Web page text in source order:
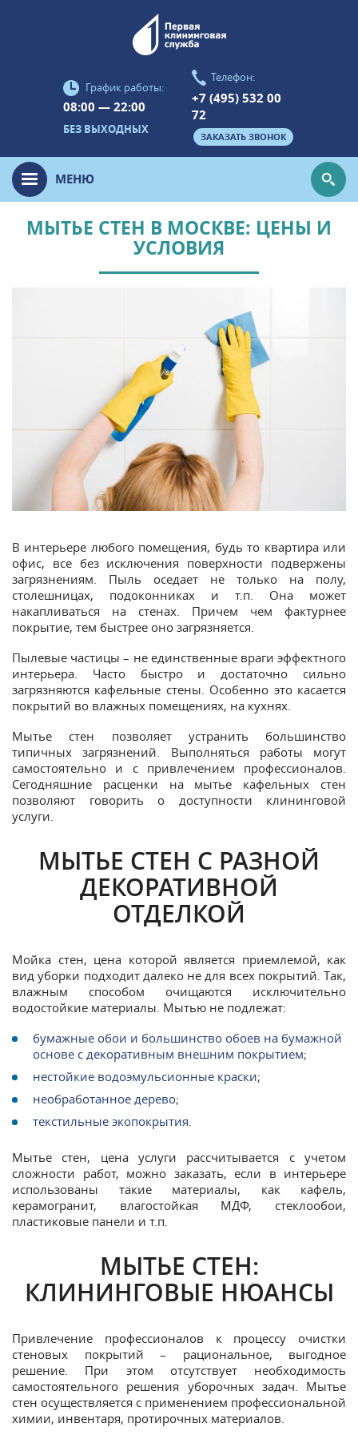
График работы:
08:00 — 22:00
БЕЗ ВЫХОДНЫХ
Телефон:
+7 (495) 532 00
72
ЗАКАЗАТЬ ЗВОНОК
МЕНЮ
МЫТЬЕ СТЕН В МОСКВЕ: ЦЕНЫ И
УСЛОВИЯ
В интерьере любого помещения, будь то квартира или
офис, все без исключения поверхности подвержены
загрязнениям. Пыль оседает не только на полу,
столешницах, подоконниках и т.п. Она может
накапливаться на стенах. Причем чем фактурнее
покрытие, тем быстрее оно загрязняется.
Пылевые частицы – не единственные враги эффектного
интерьера. Часто быстро и достаточно сильно
загрязняются кафельные стены. Особенно это касается
покрытий во влажных помещениях, на кухнях.
Мытье стен позволяет устранить большинство
типичных загрязнений. Выполняться работы могут
самостоятельно и с привлечением профессионалов.
Сегодняшние расценки на мытье кафельных стен
позволяют говорить о доступности клининговой
услуги.
МЫТЬЕ СТЕН С РАЗНОЙ
ДЕКОРАТИВНОЙ
ОТДЕЛКОЙ
Мойка стен, цена которой является приемлемой, как
вид уборки подходит далеко не для всех покрытий. Так,
влажным способом очищаются исключительно
водостойкие материалы. Мытью не подлежат:
бумажные обои и большинство обоев на бумажной
основе с декоративным внешним покрытием;
нестойкие водоэмульсионные краски;
необработанное дерево;
текстильные экопокрытия.
Мытье стен, цена услуги рассчитывается с учетом
сложности работ, можно заказать, если в интерьере
использованы такие материалы, как кафель,
керамогранит, влагостойкая МДФ, стеклообои,
пластиковые панели и т.п.
МЫТЬЕ СТЕН:
КЛИНИНГОВЫЕ НЮАНСЫ
Привлечение профессионалов к процессу очистки
стеновых покрытий – рациональное, выгодное
решение. При этом отсутствует необходимость
самостоятельного решения уборочных задач. Мытье
стен осуществляется с применением профессиональной
химии, инвентаря, протирочных материалов.